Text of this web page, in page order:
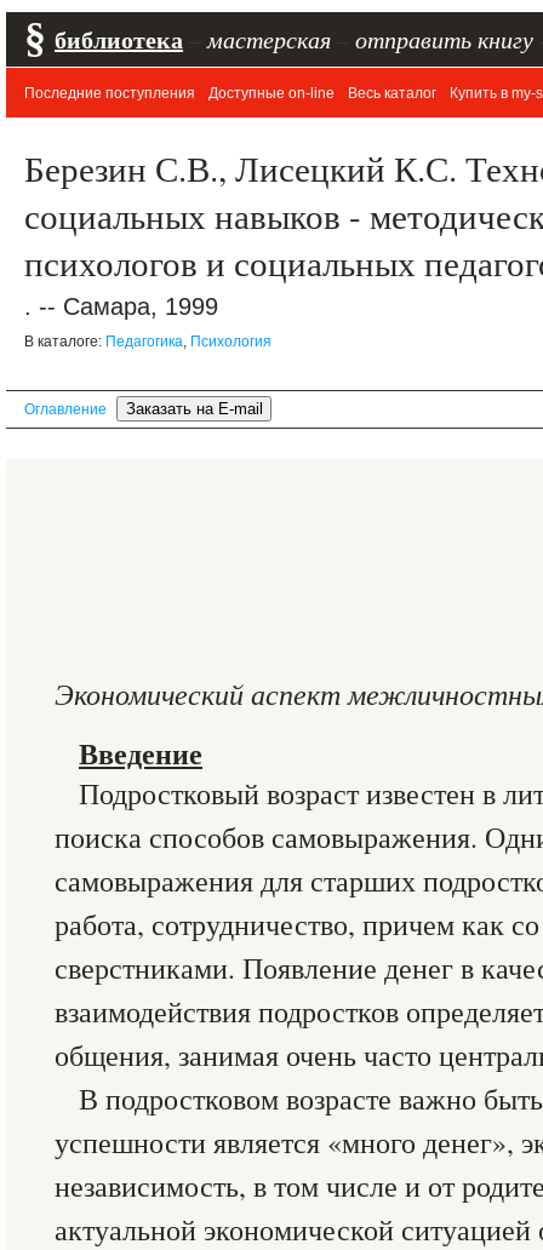
§ библиотека мастерская отправить книгу
Последние поступления Доступные on-line Весь каталог Купить в my-
Березин С.В., Лисецкий К.С.
социальных навыков -
психологов и социальных
. -- Самара, 1999
В каталоге: Педагогика, Психология
Оглавление
Экономический аспект
Введение
Подростковый возраст известен в
поиска способов самовыражения.
самовыражения для старших
работа, сотрудничество, причем как
сверстниками. Появление денег в
взаимодействия подростков
общения, занимая очень часто
В подростковом возрасте важно
успешности является «много денег»,
независимость, в том числе и от
актуальной экономической ситуацией